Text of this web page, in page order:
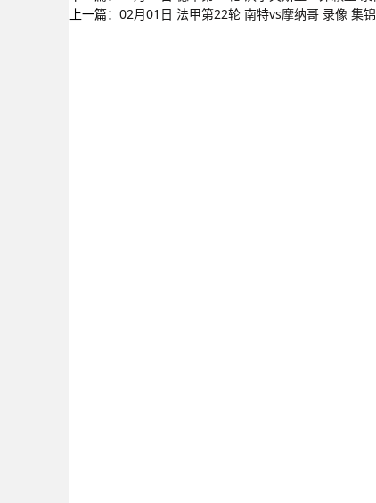
上一篇： 02月01日 法甲第22轮 南特vs摩纳哥 录像 集锦